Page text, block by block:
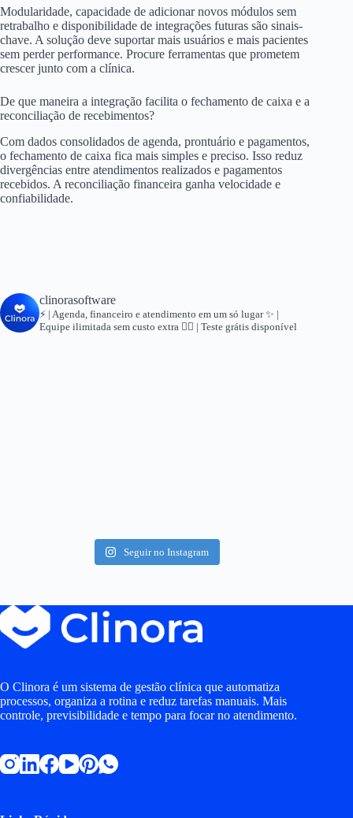
Modularidade, capacidade de adicionar novos módulos sem
retrabalho e disponibilidade de integrações futuras são sinais-
chave. A solução deve suportar mais usuários e mais pacientes
sem perder performance. Procure ferramentas que prometem
crescer junto com a clínica.
De que maneira a integração facilita o fechamento de caixa e a
reconciliação de recebimentos?
Com dados consolidados de agenda, prontuário e pagamentos,
o fechamento de caixa fica mais simples e preciso. Isso reduz
divergências entre atendimentos realizados e pagamentos
recebidos. A reconciliação financeira ganha velocidade e
confiabilidade.
clinorasoftware
⚡ | Agenda, financeiro e atendimento em um só lugar✨ |
Equipe ilimitada sem custo extra 👇🏻 | Teste grátis disponível
Seguir no Instagram
O Clinora é um sistema de gestão clínica que automatiza
processos, organiza a rotina e reduz tarefas manuais. Mais
controle, previsibilidade e tempo para focar no atendimento.